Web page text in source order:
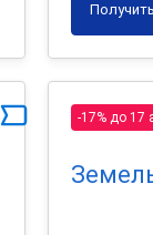
-17% до 17